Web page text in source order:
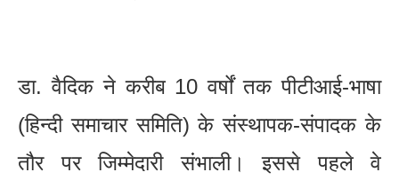
डा. वैदिक ने करीब 10 वर्षों तक पीटीआई-भाषा
(हिन्दी समाचार समिति) के संस्थापक-संपादक के
तौर पर जिम्मेदारी संभाली। इससे पहले वे